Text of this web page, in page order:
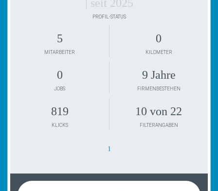
| seit 2025
PROFIL-STATUS
5
MITARBEITER
0
KILOMETER
0
JOBS
9 Jahre
FIRMENBESTEHEN
819
KLICKS
10 von 22
FILTERANGABEN
1